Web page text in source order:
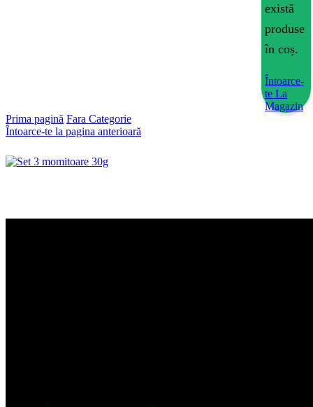
există
produse
în coș.
Întoarce-
te La
Magazin
Prima pagină Fara Categorie
Întoarce-te la pagina anterioară